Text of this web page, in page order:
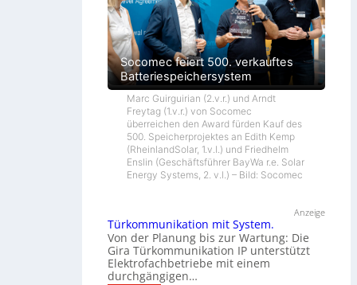
Socomec feiert 500. verkauftes
Batteriespeichersystem
Marc Guirguirian (2.v.r.) und Arndt
Freytag (1.v.r.) von Socomec
überreichen den Award fürden Kauf des
500. Speicherprojektes an Edith Kemp
(RheinlandSolar, 1.v.l.) und Friedhelm
Enslin (Geschäftsführer BayWa r.e. Solar
Energy Systems, 2. v.l.) – Bild: Socomec
Anzeige
Türkommunikation mit System.
Von der Planung bis zur Wartung: Die
Gira Türkommunikation IP unterstützt
Elektrofachbetriebe mit einem
durchgängigen…